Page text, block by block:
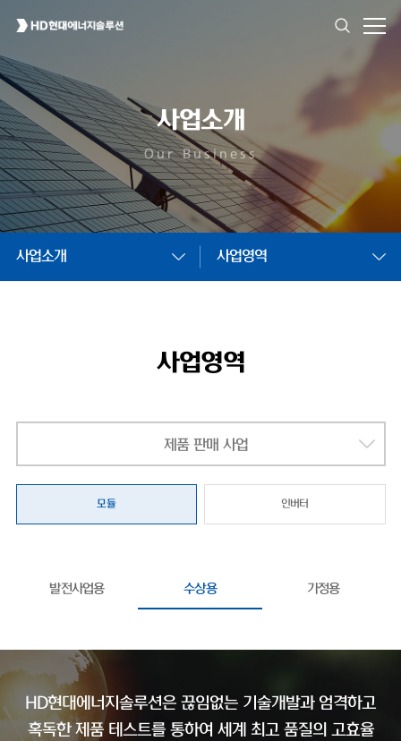
사업소개
Our Business
사업소개 사업영역
사업영역
제품 판매 사업
모듈 인버터
발전사업용 수상용 가정용
HD현대에너지솔루션은 끊임없는 기술개발과 엄격하고
혹독한 제품 테스트를 통하여 세계 최고 품질의 고효율